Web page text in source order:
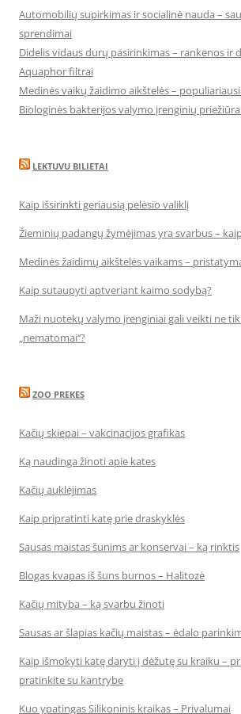
Automobilių supirkimas ir socialinė nauda –
sprendimai
Didelis vidaus durų pasirinkimas – rankenos ir
Aquaphor filtrai
Medinės vaikų žaidimo aikštelės –
Biologinės bakterijos valymo įrenginių
LEKTUVU BILIETAI
Kaip išsirinkti geriausią pelėsio valiklį
Žieminių padangų žymėjimas yra svarbus –
Medinės žaidimų aikštelės vaikams –
Kaip sutaupyti aptveriant kaimo sodybą?
Maži nuotekų valymo įrenginiai gali veikti ne
„nematomai‘‘?
ZOO PREKES
Kačių skiepai – vakcinacijos grafikas
Ką naudinga žinoti apie kates
Kačių auklėjimas
Kaip pripratinti katę prie draskyklės
Sausas maistas šunims ar konservai – ką rinktis
Blogas kvapas iš šuns burnos – Halitozė
Kačių mityba – ką svarbu žinoti
Sausas ar šlapias kačių maistas – ėdalo
Kaip išmokyti katę daryti į dėžutę su kraiku –
pratinkite su kantrybe
Kuo ypatingas Silikoninis kraikas – Privalumai